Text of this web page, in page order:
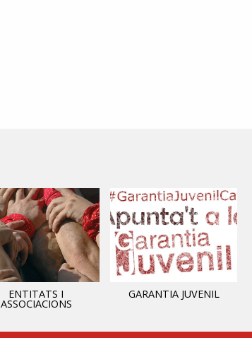
ENTITATS I
ASSOCIACIONS
GARANTIA JUVENIL